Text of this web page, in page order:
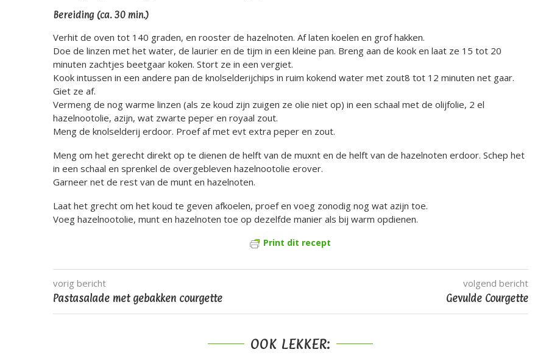
Bereiding (ca. 30 min.)
Verhit de oven tot 140 graden, en rooster de hazelnoten. Af laten koelen en grof hakken.
Doe de linzen met het water, de laurier en de tijm in een kleine pan. Breng aan de kook en laat ze 15 tot 20
minuten zachtjes beetgaar koken. Stort ze in een vergiet.
Kook intussen in een andere pan de knolselderijchips in ruim kokend water met zout8 tot 12 minuten net gaar.
Giet ze af.
Vermeng de nog warme linzen (als ze koud zijn zuigen ze olie niet op) in een schaal met de olijfolie, 2 el
hazelnootolie, azijn, wat zwarte peper en royaal zout.
Meng de knolselderij erdoor. Proef af met evt extra peper en zout.
Meng om het gerecht direkt op te dienen de helft van de muxnt en de helft van de hazelnoten erdoor. Schep het
in een schaal en sprenkel de overgebleven hazelnootolie erover.
Garneer net de rest van de munt en hazelnoten.
Laat het grecht om het koud te geven afkoelen, proef en voeg zonodig nog wat azijn toe.
Voeg hazelnootolie, munt en hazelnoten toe op dezelfde manier als bij warm opdienen.
Print dit recept
vorig bericht
Pastasalade met gebakken courgette
volgend bericht
Gevulde Courgette
OOK LEKKER: